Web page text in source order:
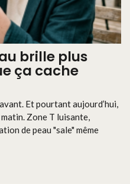
brille plus
ça cache
Et pourtant aujourd’hui,
Zone T luisante,
de peau "sale" même